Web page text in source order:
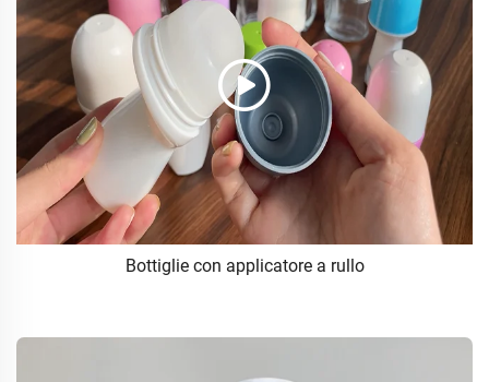
Bottiglie con applicatore a rullo